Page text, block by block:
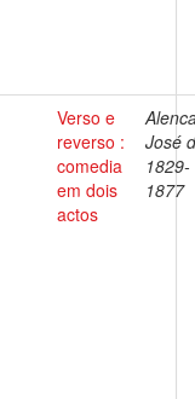
Verso e
reverso :
comedia
em dois
actos
José
1829-
1877